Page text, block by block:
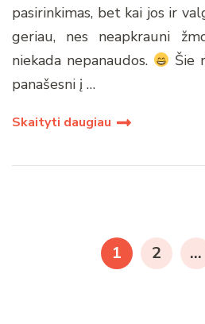
pasirinkimas, bet kai jos ir
geriau, nes neapkrauni
niekada nepanaudos.
Šie
panašesni į …
Skaityti daugiau
puslapiavimas
PAGE
1 PAGE
2 …